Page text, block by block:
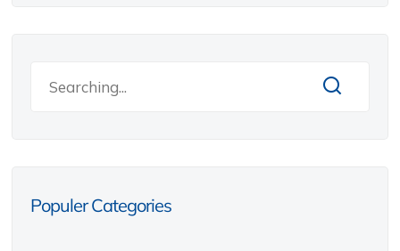
Populer Categories